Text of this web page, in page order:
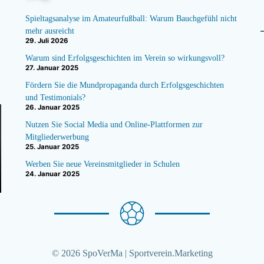
Spieltagsanalyse im Amateurfußball: Warum Bauchgefühl nicht
mehr ausreicht
29. Juli 2026
Warum sind Erfolgsgeschichten im Verein so wirkungsvoll?
27. Januar 2025
Fördern Sie die Mundpropaganda durch Erfolgsgeschichten
und Testimonials?
26. Januar 2025
Nutzen Sie Social Media und Online-Plattformen zur
Mitgliederwerbung
25. Januar 2025
Werben Sie neue Vereinsmitglieder in Schulen
24. Januar 2025
© 2026 SpoVerMa | Sportverein.Marketing